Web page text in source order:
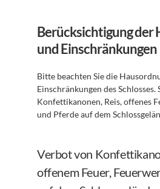
Berücksichtigung der
und Einschränkungen
Bitte beachten Sie die
Einschränkungen des Schlosses.
Konfettikanonen, Reis, offenes
und Pferde auf dem
Verbot von
offenem Feuer,